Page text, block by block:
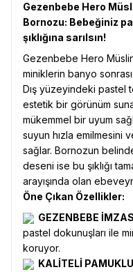
Gezenbebe Hero
Bornozu: Bebeğiniz
şıklığına sarılsın!
Gezenbebe Hero
miniklerin banyo
Dış yüzeyindeki pastel
estetik bir görünüm
mükemmel bir uyum
suyun hızla emilmesini
sağlar. Bornozun
deseni ise bu şıklığı
arayışında olan
Öne Çıkan Özellikler:
GEZENBEBE
pastel dokunuşları ile
koruyor.
KALİTELİ